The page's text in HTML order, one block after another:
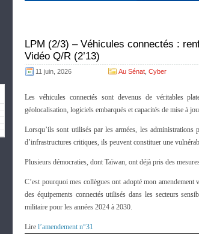
LPM (2/3) – Véhicules connectés :
Vidéo Q/R (2’13)
11 juin, 2026 Au Sénat Cyber
Les véhicules connectés sont devenus de véritables
géolocalisation, logiciels embarqués et capacités de mise à
Lorsqu’ils sont utilisés par les armées, les administrations
d’infrastructures critiques, ils peuvent constituer une
Plusieurs démocraties, dont Taïwan, ont déjà pris des
C’est pourquoi mes collègues ont adopté mon
des équipements connectés utilisés dans les secteurs
militaire pour les années 2024 à 2030.
Lire l’amendement n°31